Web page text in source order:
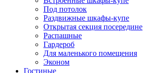
Под потолок
Раздвижные шкафы-купе
Открытая секция посередине
Распашные
Гардероб
Для маленького помещения
Эконом
Гостиные